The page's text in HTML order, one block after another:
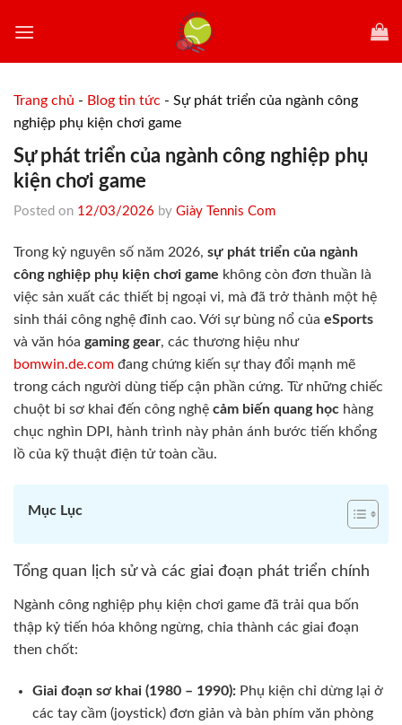
Trang chủ - Blog tin tức - Sự phát triển của ngành công
nghiệp phụ kiện chơi game
Sự phát triển của ngành công nghiệp phụ
kiện chơi game
Posted on 12/03/2026 by Giày Tennis Com
Trong kỷ nguyên số năm 2026, sự phát triển của ngành
công nghiệp phụ kiện chơi game không còn đơn thuần là
việc sản xuất các thiết bị ngoại vi, mà đã trở thành một hệ
sinh thái công nghệ đỉnh cao. Với sự bùng nổ của eSports
và văn hóa gaming gear, các thương hiệu như
bomwin.de.com đang chứng kiến sự thay đổi mạnh mẽ
trong cách người dùng tiếp cận phần cứng. Từ những chiếc
chuột bi sơ khai đến công nghệ cảm biến quang học hàng
chục nghìn DPI, hành trình này phản ánh bước tiến khổng
lồ của kỹ thuật điện tử toàn cầu.
Mục Lục
Tổng quan lịch sử và các giai đoạn phát triển chính
Ngành công nghiệp phụ kiện chơi game đã trải qua bốn
thập kỷ tiến hóa không ngừng, chia thành các giai đoạn
then chốt:
Giai đoạn sơ khai (1980 – 1990):Phụ kiện chỉ dừng lại ở
các tay cầm (joystick) đơn giản và bàn phím văn phòng